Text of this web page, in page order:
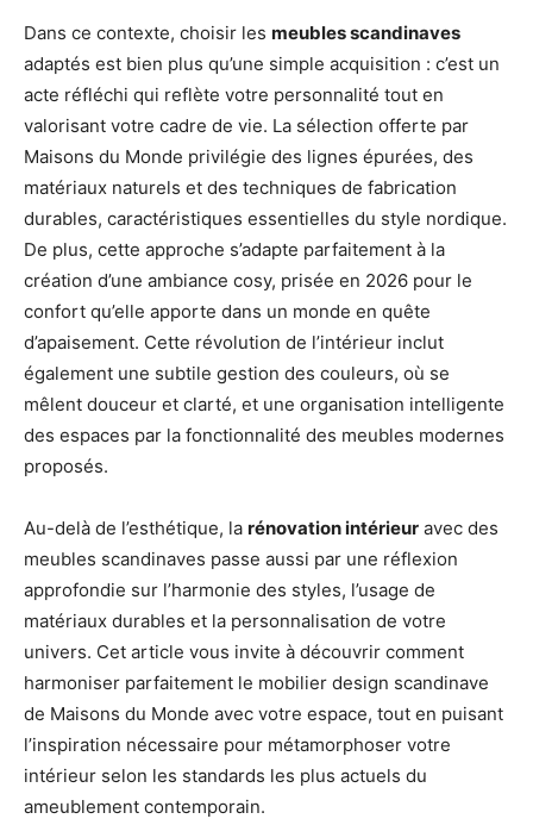
Dans ce contexte, choisir les meubles scandinaves
adaptés est bien plus qu’une simple acquisition : c’est un
acte réfléchi qui reflète votre personnalité tout en
valorisant votre cadre de vie. La sélection offerte par
Maisons du Monde privilégie des lignes épurées, des
matériaux naturels et des techniques de fabrication
durables, caractéristiques essentielles du style nordique.
De plus, cette approche s’adapte parfaitement à la
création d’une ambiance cosy, prisée en 2026 pour le
confort qu’elle apporte dans un monde en quête
d’apaisement. Cette révolution de l’intérieur inclut
également une subtile gestion des couleurs, où se
mêlent douceur et clarté, et une organisation intelligente
des espaces par la fonctionnalité des meubles modernes
proposés.
Au-delà de l’esthétique, la rénovation intérieur avec des
meubles scandinaves passe aussi par une réflexion
approfondie sur l’harmonie des styles, l’usage de
matériaux durables et la personnalisation de votre
univers. Cet article vous invite à découvrir comment
harmoniser parfaitement le mobilier design scandinave
de Maisons du Monde avec votre espace, tout en puisant
l’inspiration nécessaire pour métamorphoser votre
intérieur selon les standards les plus actuels du
ameublement contemporain.